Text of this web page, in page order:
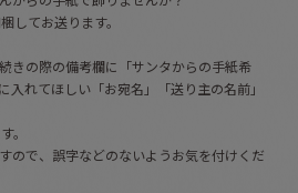
してお送ります。
きの際の備考欄に「サンタからの手紙希
入れてほしい「お宛名」「送り主の名前」
。
ので、誤字などのないようお気を付けくだ